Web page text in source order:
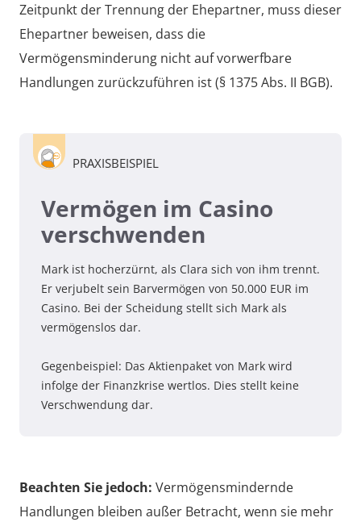
Zeitpunkt der Trennung der Ehepartner, muss dieser
Ehepartner beweisen, dass die
Vermögensminderung nicht auf vorwerfbare
Handlungen zurückzuführen ist (§ 1375 Abs. II BGB).
PRAXISBEISPIEL
Vermögen im Casino
verschwenden
Mark ist hocherzürnt, als Clara sich von ihm trennt.
Er verjubelt sein Barvermögen von 50.000 EUR im
Casino. Bei der Scheidung stellt sich Mark als
vermögenslos dar.
Gegenbeispiel: Das Aktienpaket von Mark wird
infolge der Finanzkrise wertlos. Dies stellt keine
Verschwendung dar.
Beachten Sie jedoch: Vermögensmindernde
Handlungen bleiben außer Betracht, wenn sie mehr